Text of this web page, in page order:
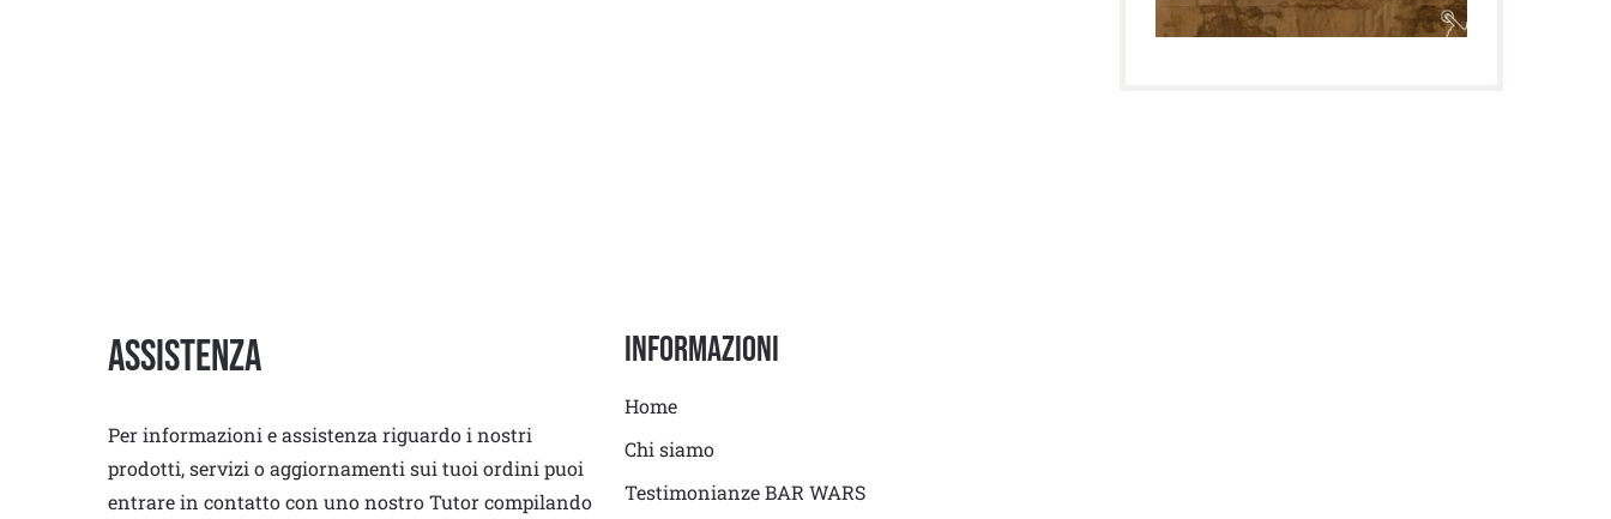
Assistenza
Per informazioni e assistenza riguardo i nostri
prodotti, servizi o aggiornamenti sui tuoi ordini puoi
entrare in contatto con uno nostro Tutor compilando
Informazioni
Home
Chi siamo
Testimonianze BAR WARS